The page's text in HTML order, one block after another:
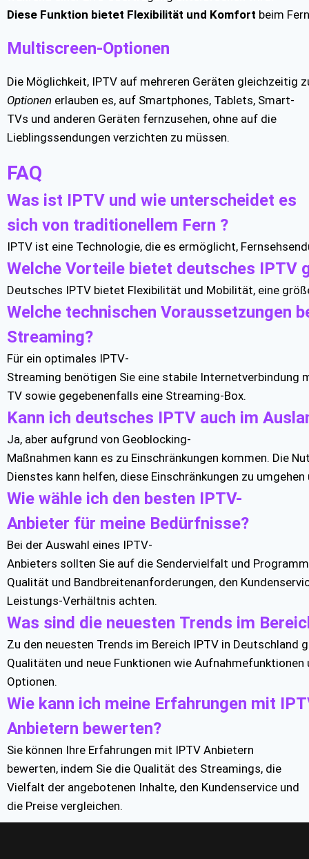
Diese Funktion bietet Flexibilität und Komfort beim
Multiscreen-Optionen
Die Möglichkeit, IPTV auf mehreren Geräten gleichzeitig
Optionen erlauben es, auf Smartphones, Tablets, Smart-
TVs und anderen Geräten fernzusehen, ohne auf die
Lieblingssendungen verzichten zu müssen.
FAQ
Was ist IPTV und wie unterscheidet es
sich von traditionellem Fern ?
IPTV ist eine Technologie, die es ermöglicht,
Welche Vorteile bietet deutsches IPTV
Deutsches IPTV bietet Flexibilität und Mobilität, eine
Welche technischen Voraussetzungen
Streaming?
Für ein optimales IPTV-
Streaming benötigen Sie eine stabile Internetverbindung
TV sowie gegebenenfalls eine Streaming-Box.
Kann ich deutsches IPTV auch im
Ja, aber aufgrund von Geoblocking-
Maßnahmen kann es zu Einschränkungen kommen. Die
Dienstes kann helfen, diese Einschränkungen zu
Wie wähle ich den besten IPTV-
Anbieter für meine Bedürfnisse?
Bei der Auswahl eines IPTV-
Anbieters sollten Sie auf die Sendervielfalt und
Qualität und Bandbreitenanforderungen, den
Leistungs-Verhältnis achten.
Was sind die neuesten Trends im
Zu den neuesten Trends im Bereich IPTV in
Qualitäten und neue Funktionen wie
Optionen.
Wie kann ich meine Erfahrungen mit
Anbietern bewerten?
Sie können Ihre Erfahrungen mit IPTV Anbietern
bewerten, indem Sie die Qualität des Streamings, die
Vielfalt der angebotenen Inhalte, den Kundenservice und
die Preise vergleichen.